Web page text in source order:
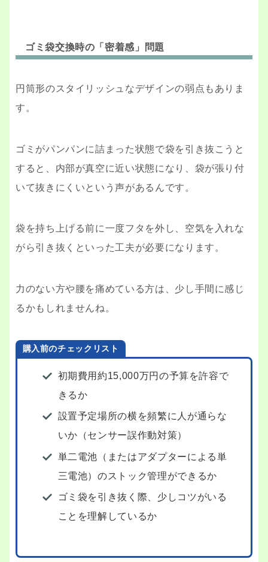
ゴミ袋交換時の「密着感」問題
円筒形のスタイリッシュなデザインの弱点もありま
す。
ゴミがパンパンに詰まった状態で袋を引き抜こうと
すると、内部が真空に近い状態になり、袋が張り付
いて抜きにくいという声があるんです。
袋を持ち上げる前に一度フタを外し、空気を入れな
がら引き抜くといった工夫が必要になります。
力のない方や腰を痛めている方は、少し手間に感じ
るかもしれませんね。
購入前のチェックリスト
初期費用約15,000万円の予算を許容で
きるか
設置予定場所の横を頻繁に人が通らな
いか（センサー誤作動対策）
単二電池（またはアダプターによる単
三電池）のストック管理ができるか
ゴミ袋を引き抜く際、少しコツがいる
ことを理解しているか